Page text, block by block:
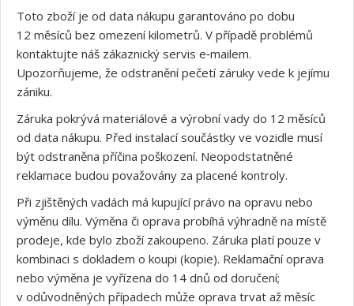
Toto zboží je od data nákupu garantováno po dobu
12 měsíců bez omezení kilometrů. V případě problémů
kontaktujte náš zákaznický servis e‑mailem.
Upozorňujeme, že odstranění pečetí záruky vede k jejímu
zániku.
Záruka pokrývá materiálové a výrobní vady do 12 měsíců
od data nákupu. Před instalací součástky ve vozidle musí
být odstraněna příčina poškození. Neopodstatněné
reklamace budou považovány za placené kontroly.
Při zjištěných vadách má kupující právo na opravu nebo
výměnu dílu. Výměna či oprava probíhá výhradně na místě
prodeje, kde bylo zboží zakoupeno. Záruka platí pouze v
kombinaci s dokladem o koupi (kopie). Reklamační oprava
nebo výměna je vyřízena do 14 dnů od doručení;
v odůvodněných případech může oprava trvat až měsíc